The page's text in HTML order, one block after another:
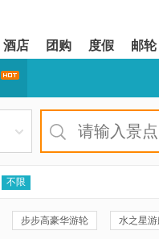
酒店 团购 度假 邮轮
不限
步步高豪华游轮 水之星